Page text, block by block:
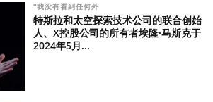
“我没有看到任何外
特斯拉和太空探索技术公司的联合创始
人、X控股公司的所有者埃隆·马斯克于
2024年5月...